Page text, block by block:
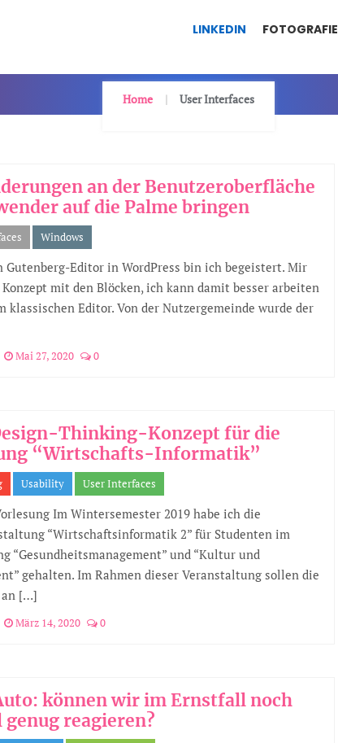
LINKEDIN FOTOGRAFIE
Home User Interfaces
an der Benutzeroberfläche
auf die Palme bringen
Windows
Gutenberg-Editor in WordPress bin ich begeistert. Mir
mit den Blöcken, ich kann damit besser arbeiten
klassischen Editor. Von der Nutzergemeinde wurde der
Mai 27, 2020 0
Thinking-Konzept für die
“Wirtschafts-Informatik”
Usability User Interfaces
Im Wintersemester 2019 habe ich die
“Wirtschaftsinformatik 2” für Studenten im
“Gesundheitsmanagement” und “Kultur und
gehalten. Im Rahmen dieser Veranstaltung sollen die
an […]
März 14, 2020 0
können wir im Ernstfall noch
genug reagieren?